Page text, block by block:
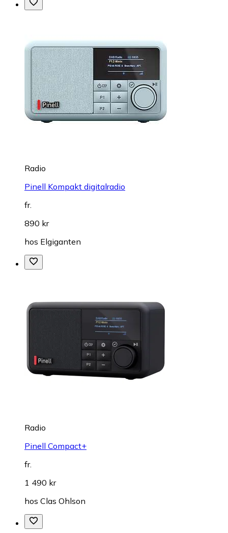
Radio
Pinell Kompakt digitalradio
fr.
890 kr
hos Elgiganten
Radio
Pinell Compact+
fr.
1 490 kr
hos Clas Ohlson